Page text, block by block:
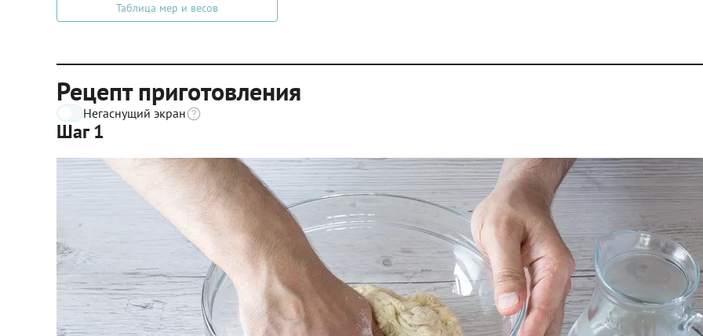
Таблица мер и весов
Рецепт приготовления
Негаснущий экран
Шаг 1